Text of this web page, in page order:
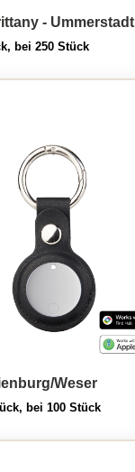
- Ummerstadt
bei 250 Stück
Weser
bei 100 Stück